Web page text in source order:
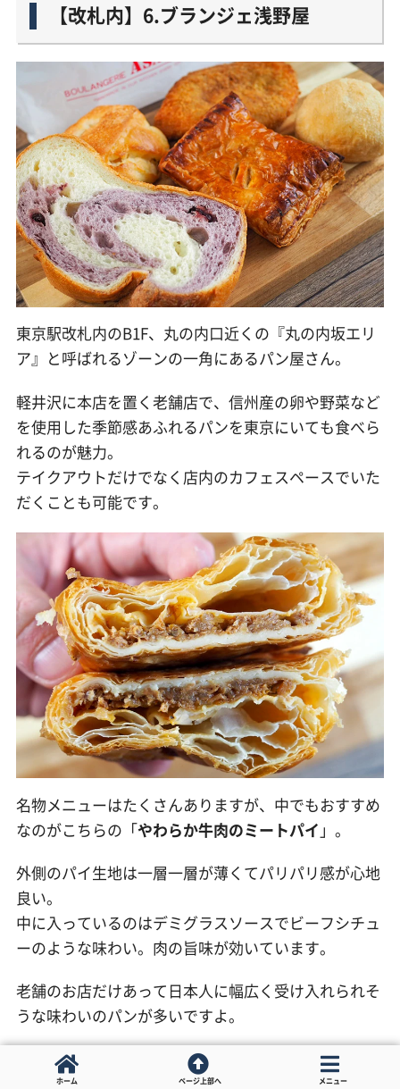
【改札内】6.ブランジェ浅野屋
東京駅改札内のB1F、丸の内口近くの『丸の内坂エリ
ア』と呼ばれるゾーンの一角にあるパン屋さん。
軽井沢に本店を置く老舗店で、信州産の卵や野菜など
を使用した季節感あふれるパンを東京にいても食べら
れるのが魅力。
テイクアウトだけでなく店内のカフェスペースでいた
だくことも可能です。
名物メニューはたくさんありますが、中でもおすすめ
なのがこちらの「やわらか牛肉のミートパイ 」。
外側のパイ生地は一層一層が薄くてパリパリ感が心地
良い。
中に入っているのはデミグラスソースでビーフシチュ
ーのような味わい。肉の旨味が効いています。
老舗のお店だけあって日本人に幅広く受け入れられそ
うな味わいのパンが多いですよ。
ホーム ページ上部へ メニュー